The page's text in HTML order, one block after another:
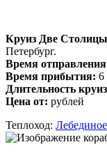
Круиз Две Столицы
Петербург.
Время
Время прибытия: 6
Длительность
Цена от: рублей
Теплоход: